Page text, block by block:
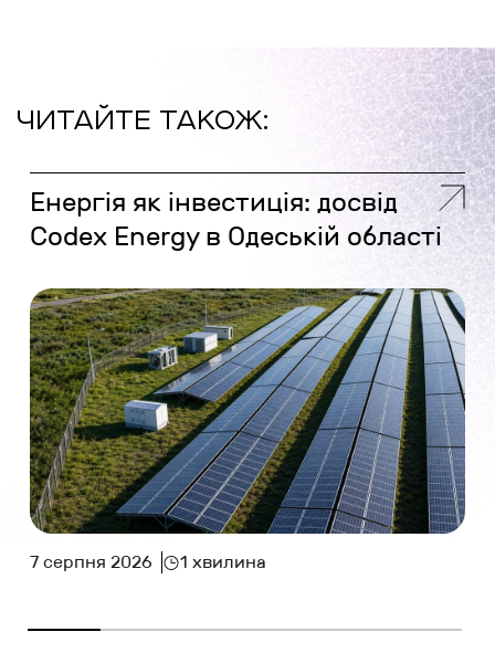
ЧИТАЙТЕ ТАКОЖ:
Енергія як інвестиція: досвід
Codex Energy в Одеській області
7 серпня 2026 1 хвилина